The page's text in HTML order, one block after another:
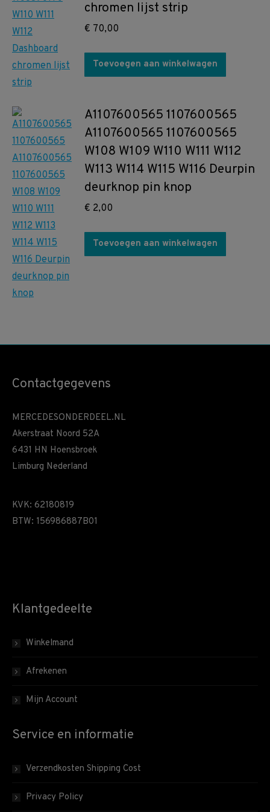
chromen lijst strip
€ 70,00
Toevoegen aan winkelwagen
A1107600565 1107600565
A1107600565 1107600565
W108 W109 W110 W111 W112
W113 W114 W115 W116 Deurpin
deurknop pin knop
€ 2,00
Toevoegen aan winkelwagen
Contactgegevens
MERCEDESONDERDEEL.NL
Akerstraat Noord 52A
6431 HN Hoensbroek
Limburg Nederland
KVK: 62180819
BTW: 156986887B01
Klantgedeelte
Winkelmand
Afrekenen
Mijn Account
Service en informatie
Verzendkosten Shipping Cost
Privacy Policy